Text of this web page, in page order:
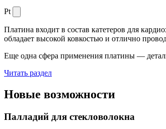
Pt
Платина входит в состав катетеров для
обладает высокой ковкостью и отлично
Еще одна сфера применения платины —
Читать раздел
Новые возможности
Палладий для стекловолокна